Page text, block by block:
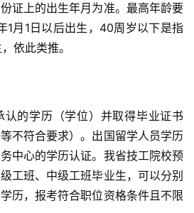
证上的出生年月为准。最高年龄要
1月1日以后出生，40周岁以下是指
依此类推。
的学历（学位）并取得毕业证书
等不符合要求）。出国留学人员学历
中心的学历认证。我省技工院校预
工班、中级工班毕业生，可以分别
历，报考符合职位资格条件且不限